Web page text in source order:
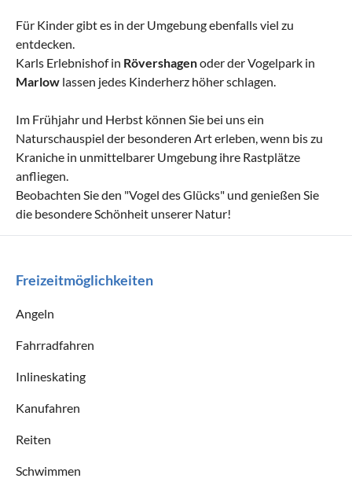
Für Kinder gibt es in der Umgebung ebenfalls viel zu
entdecken.
Karls Erlebnishof in Rövershagenoder der Vogelpark in
Marlow lassen jedes Kinderherz höher schlagen.
Im Frühjahr und Herbst können Sie bei uns ein
Naturschauspiel der besonderen Art erleben, wenn bis zu
Kraniche in unmittelbarer Umgebung ihre Rastplätze
anfliegen.
Beobachten Sie den "Vogel des Glücks" und genießen Sie
die besondere Schönheit unserer Natur!
Freizeitmöglichkeiten
Angeln
Fahrradfahren
Inlineskating
Kanufahren
Reiten
Schwimmen